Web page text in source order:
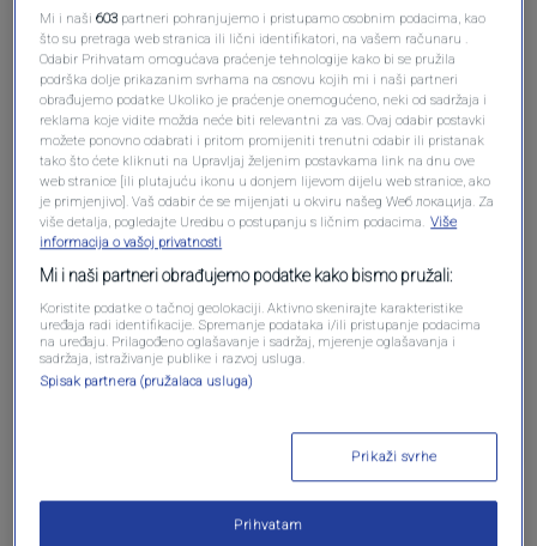
Zvao se baš onako kako i izgleda - "crna tačka",
a označava je mesta koja su naročito rizična i
opasna po učesnike u saobraćaju (postavljan je
uglavnom na mestima gde su se učestalo
dogadjsle teške saobraćajke - višestrukim
povredjivanjima ili čak sa smrtnim ishodima po
učesnike u saobraćaju
Odgovori
Zapadni Srbin
Treba ga staviti na granični prelaz, pri
ulasku u Bosnu.
Mi i naši603 partneri pohranjujemo i pristupamo osobnim podacima, kao
što su pretraga web stranica ili lični identifikatori, na vašem računaru .
Odabir Prihvatam omogućava praćenje tehnologije kako bi se pružila
podrška dolje prikazanim svrhama na osnovu kojih mi i naši partneri
obrađujemo podatke Ukoliko je praćenje onemogućeno, neki od sadržaja i
reklama koje vidite možda neće biti relevantni za vas. Ovaj odabir postavki
možete ponovno odabrati i pritom promijeniti trenutni odabir ili pristanak
tako što ćete kliknuti na Upravljaj željenim postavkama link na dnu ove
web stranice [ili plutajuću ikonu u donjem lijevom dijelu web stranice, ako
je primjenjivo]. Vaš odabir će se mijenjati u okviru našeg Wеб локација. Za
više detalja, pogledajte Uredbu o postupanju s ličnim podacima. Više
informacija o vašoj privatnosti
Mi i naši partneri obrađujemo podatke kako bismo pružali:
Koristite podatke o tačnoj geolokaciji. Aktivno skenirajte karakteristike
uređaja radi identifikacije. Spremanje podataka i/ili pristupanje podacima
na uređaju. Prilagođeno oglašavanje i sadržaj, mjerenje oglašavanja i
sadržaja, istraživanje publike i razvoj usluga.
Spisak partnera (pružalaca usluga)
Prikaži svrhe
Prihvatam